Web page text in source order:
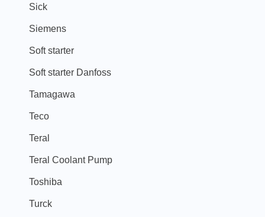
Sick
Siemens
Soft starter
Soft starter Danfoss
Tamagawa
Teco
Teral
Teral Coolant Pump
Toshiba
Turck